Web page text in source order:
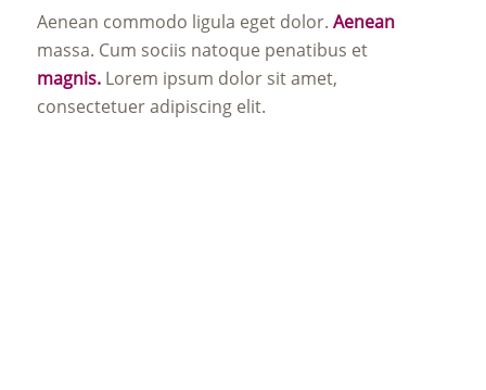
Aenean commodo ligula eget dolor. Aenean
massa. Cum sociis natoque penatibus et
magnis. Lorem ipsum dolor sit amet,
consectetuer adipiscing elit.